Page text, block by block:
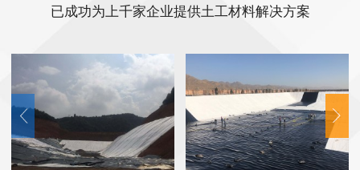
已成功为上千家企业提供土工材料解决方案